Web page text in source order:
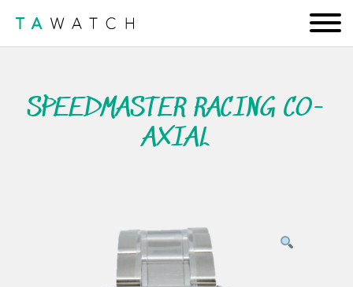
SPEEDMASTER RACING CO-
AXIAL